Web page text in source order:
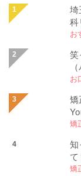
埼
科
お
笑
お
矯
矯
知
て
矯